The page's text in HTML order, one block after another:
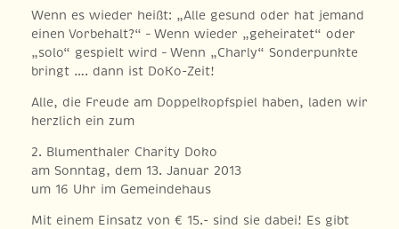
Wenn es wieder heißt: „Alle gesund oder hat jemand
einen Vorbehalt?“ – Wenn wieder „geheiratet“ oder
„solo“ gespielt wird – Wenn „Charly“ Sonderpunkte
bringt …. dann ist DoKo-Zeit!
Alle, die Freude am Doppelkopfspiel haben, laden wir
herzlich ein zum
2. Blumenthaler Charity Doko
am Sonntag, dem 13. Januar 2013
um 16 Uhr im Gemeindehaus
Mit einem Einsatz von € 15.- sind sie dabei! Es gibt